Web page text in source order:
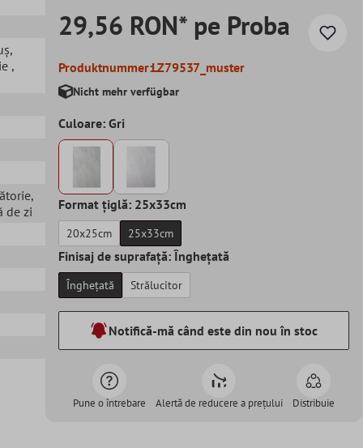
,
,
,
de zi
29,56 RON* pe Proba
Produktnummer:LZ79537_muster
Nicht mehr verfügbar
Culoare: Gri
Format țiglă: 25x33cm
20x25cm 25x33cm
Finisaj de suprafață: Înghețată
Înghețată Strălucitor
Notifică-mă când este din nou în stoc
Pune o întrebare Alertă de reducere a prețului Distribuie